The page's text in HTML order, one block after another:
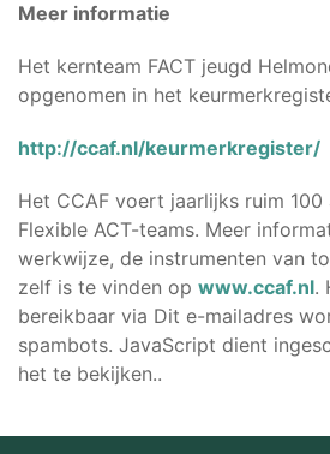
Meer informatie
Het kernteam FACT jeugd
opgenomen in het
http://ccaf.nl/keurmerkregister/
Het CCAF voert jaarlijks ruim
Flexible ACT-teams. Meer
werkwijze, de instrumenten van
zelf is te vinden op www.ccaf.nl.
bereikbaar via Dit e-mailadres
spambots. JavaScript dient
het te bekijken..